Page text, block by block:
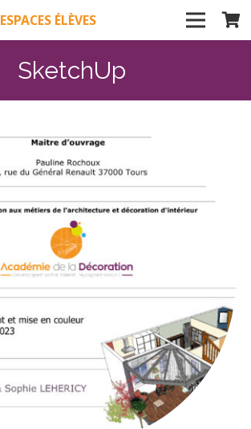
ESPACES ÉLÈVES
SketchUp